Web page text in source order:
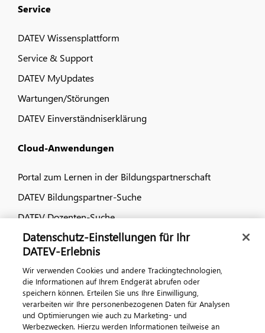
Service
DATEV Wissensplattform
Service & Support
DATEV MyUpdates
Wartungen/Störungen
DATEV Einverständniserklärung
Cloud-Anwendungen
Portal zum Lernen in der Bildungspartnerschaft
DATEV Bildungspartner-Suche
DATEV Dozenten-Suche
Dialog & Medien
Veranstaltungen
DATEV magazin
DATEV-Community
Datenschutz-Einstellungen für Ihr
DATEV-Erlebnis
Wir verwenden Cookies und andere Trackingtechnologien,
die Informationen auf Ihrem Endgerät abrufen oder
speichern können. Erteilen Sie uns Ihre Einwilligung,
verarbeiten wir Ihre personenbezogenen Daten für Analysen
und Optimierungen wie auch zu Marketing- und
Werbezwecken. Hierzu werden Informationen teilweise an